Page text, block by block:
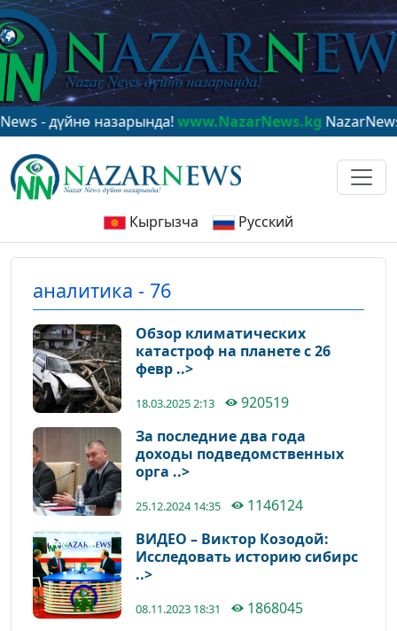
назарында!www.NazarNews.kgNazarNews - в
Кыргызча Русский
аналитика - 76
Обзор климатических
катастроф на планете с 26
февр ..>
18.03.2025 2:13
920519
За последние два года
доходы подведомственных
орга ..>
25.12.2024 14:35
1146124
ВИДЕО – Виктор Козодой:
Исследовать историю сибирс
..>
08.11.2023 18:31
1868045